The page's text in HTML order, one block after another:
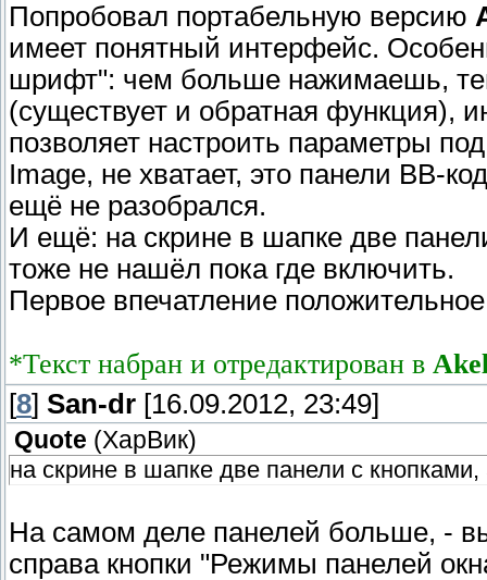
Попробовал портабельную версию
имеет понятный интерфейс.
шрифт": чем больше нажимаешь,
(существует и обратная функция),
позволяет настроить параметры
Image, не хватает, это панели ВВ-
ещё не разобрался.
И ещё: на скрине в шапке две
тоже не нашёл пока где включить.
Первое впечатление
*Текст набран и отредактирован в
[8] San-dr [16.09.2012, 23:49]
Quote (ХарВик)
на скрине в шапке две панели с
На самом деле панелей больше, -
справа кнопки "Режимы панелей